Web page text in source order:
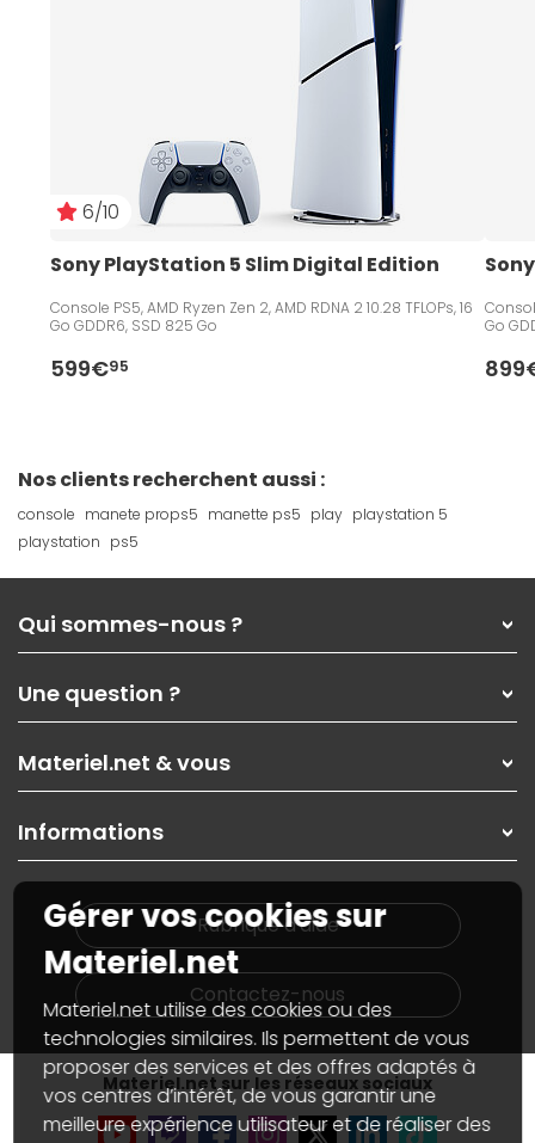
6/10
Sony PlayStation 5 Slim Digital Edition
Console PS5, AMD Ryzen Zen 2, AMD RDNA 2 10.28 TFLOPs, 16
Go GDDR6, SSD 825 Go
599€95
Go
Nos clients recherchent aussi :
console manete props5 manette ps5 play playstation 5
playstation ps5
Qui sommes-nous ?
Nos services
Les magasins Materiel.net
Nos solutions pour les pros
Contactez-nous
Une question ?
Paiement, livraison
Garanties,Pack Zen
SAV, demander un retour
Informations
Materiel.net & vous
On rachète votre carte graphique
PC sur mesure : Votre RDV personnalisé
Notre démarche écologique
Materiel.net recrute
Notre programme d'affiliation
Partenariat & Sponsoring
Informations
Plan du site
Nos marques
Conditions générales de vente
Marketplace
Informations légales
Données personnellesetcookies
Gérer vos cookies
Accessibilité : non conforme
Rubrique d'aide
Contactez-nous
Materiel.net sur les réseaux sociaux
Gérer vos cookies sur
Materiel.net
Materiel.net utilise des cookies ou des
technologies similaires. Ils permettent de vous
proposer des services et des offres adaptés à
vos centres d’intérêt, de vous garantir une
meilleure expérience utilisateur et de réaliser des